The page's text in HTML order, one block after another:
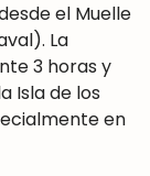
el Muelle
La
3 horas y
Isla de los
en